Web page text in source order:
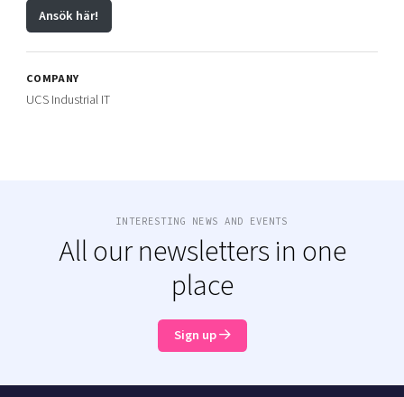
Ansök här!
COMPANY
UCS Industrial IT
INTERESTING NEWS AND EVENTS
All our newsletters in one
place
Sign up